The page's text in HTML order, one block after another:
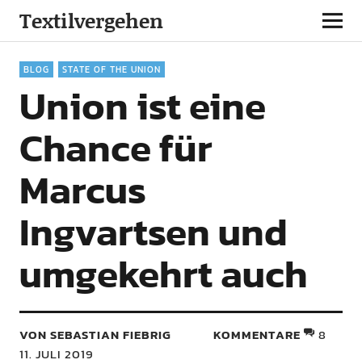
Textilvergehen
BLOG STATE OF THE UNION
Union ist eine
Chance für
Marcus
Ingvartsen und
umgekehrt auch
VON SEBASTIAN FIEBRIG
11. JULI 2019
KOMMENTARE 8